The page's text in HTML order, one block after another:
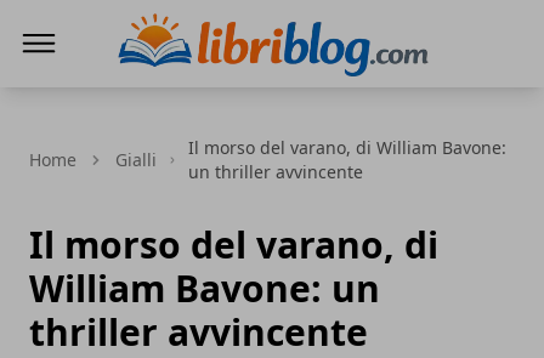
Home Gialli
Il morso del varano, di William Bavone:
un thriller avvincente
Il morso del varano, di
William Bavone: un
thriller avvincente